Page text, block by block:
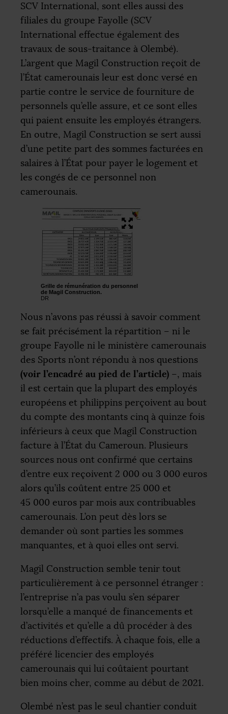
SCV International, sont elles aussi des
filiales du groupe Fayolle (SCV
International effectue également des
travaux de sous-traitance à Olembé).
L’argent que Magil Construction reçoit de
l’État camerounais leur est donc versé en
partie contre le service de fourniture de
personnels qu’elle assure, et ce sont elles
qui paient ensuite les employés étrangers.
En outre, Magil Construction se sert aussi
d’une petite part des sommes facturées en
salaires à l’État pour payer le logement et
les congés de ce personnel non
camerounais.
Grille de rémunération du personnel
de Magil Construction.
DR
Nous n’avons pas réussi à savoir comment
se fait précisément la répartition – ni le
groupe Fayolle ni le ministère camerounais
des Sports n’ont répondu à nos questions
(voir l’encadré au pied de l’article) –, mais
il est certain que la plupart des employés
européens et philippins perçoivent au bout
du compte des montants cinq à quinze fois
inférieurs à ceux que Magil Construction
facture à l’État du Cameroun. Plusieurs
sources nous ont confirmé que certains
d’entre eux reçoivent 2 000 ou 3 000 euros
alors qu’ils coûtent entre 25 000 et
45 000 euros par mois aux contribuables
camerounais. L’on peut dès lors se
demander où sont parties les sommes
manquantes, et à quoi elles ont servi.
Magil Construction semble tenir tout
particulièrement à ce personnel étranger :
l’entreprise n’a pas voulu s’en séparer
lorsqu’elle a manqué de financements et
d’activités et qu’elle a dû procéder à des
réductions d’effectifs. À chaque fois, elle a
préféré licencier des employés
camerounais qui lui coûtaient pourtant
bien moins cher, comme au début de 2021.
Olembé n’est pas le seul chantier conduit